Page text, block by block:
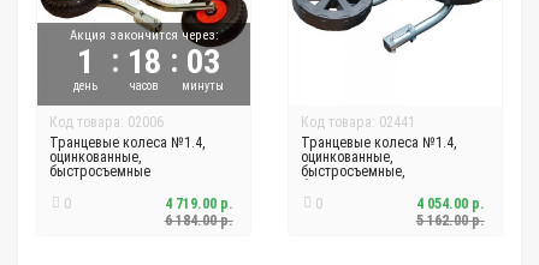
Акция закончится через:
1
день
: 18
часов
: 03
минуты
Код товара: 02006
Транцевые колеса №1.4,
оцинкованные,
быстросъемные
0
6 184.00 р.
4 719.00 р.
Код товара: 02441
Транцевые колеса №1.4,
оцинкованные,
быстросъемные,
0
5 162.00 р.
4 054.00 р.